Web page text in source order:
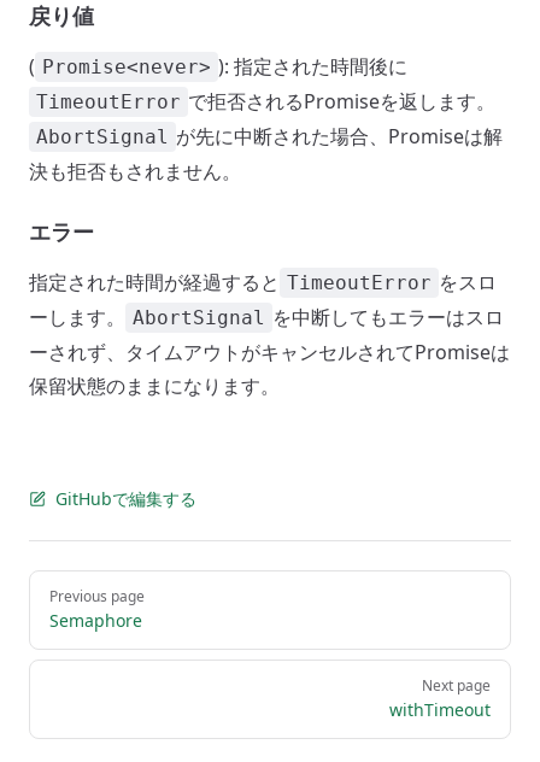
戻り値
( Promise<never> ): 指定された時間後に
TimeoutError で拒否されるPromiseを返します。
AbortSignal が先に中断された場合、Promiseは解
決も拒否もされません。
エラー
指定された時間が経過すると TimeoutError をスロ
ーします。
AbortSignal を中断してもエラーはスロ
ーされず、タイムアウトがキャンセルされてPromiseは
保留状態のままになります。
GitHubで編集する
Pager
Previous page
Semaphore
Next page
withTimeout